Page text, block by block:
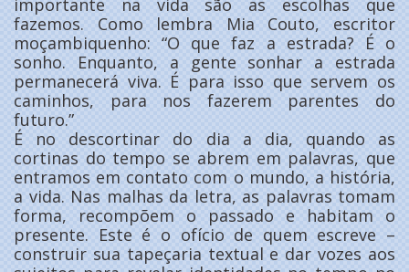
importante na vida são as escolhas que
fazemos. Como lembra Mia Couto, escritor
moçambiquenho: “O que faz a estrada? É o
sonho. Enquanto, a gente sonhar a estrada
permanecerá viva. É para isso que servem os
caminhos, para nos fazerem parentes do
futuro.”
É no descortinar do dia a dia, quando as
cortinas do tempo se abrem em palavras, que
entramos em contato com o mundo, a história,
a vida. Nas malhas da letra, as palavras tomam
forma, recompõem o passado e habitam o
presente. Este é o ofício de quem escreve –
construir sua tapeçaria textual e dar vozes aos